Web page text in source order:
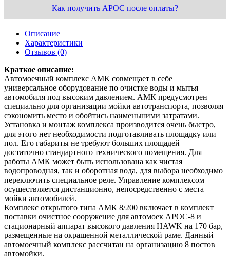
Как получить АРОС после оплаты?
Описание
Характеристики
Отзывов (0)
Краткое описание:
Автомоечный комплекс АМК совмещает в себе
универсальное оборудование по очистке воды и мытья
автомобиля под высоким давлением. АМК предусмотрен
специально для организации мойки автотранспорта, позволяя
сэкономить место и обойтись наименьшими затратами.
Установка и монтаж комплекса производится очень быстро,
для этого нет необходимости подготавливать площадку или
пол. Его габариты не требуют больших площадей –
достаточно стандартного технического помещения. Для
работы АМК может быть использована как чистая
водопроводная, так и оборотная вода, для выбора необходимо
переключить специальное реле. Управление комплексом
осуществляется дистанционно, непосредственно с места
мойки автомобилей.
Комплекс открытого типа АМК 8/200 включает в комплект
поставки очистное сооружение для автомоек АРОС-8 и
стационарный аппарат высокого давления HAWK на 170 бар,
размещенные на окрашенной металлической раме. Данный
автомоечный комплекс рассчитан на организацию 8 постов
автомойки.